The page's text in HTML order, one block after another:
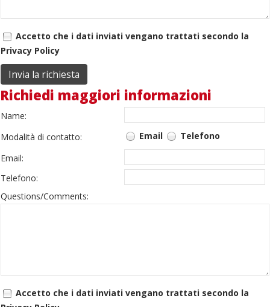
Accetto che i dati inviati vengano trattati secondo la
Privacy Policy
Richiedi maggiori informazioni
Name:
Modalità di contatto:
Email
Telefono
Email:
Telefono:
Questions/Comments:
Accetto che i dati inviati vengano trattati secondo la